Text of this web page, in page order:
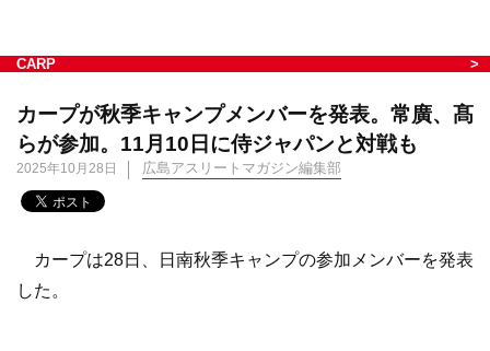
CARP
カープが秋季キャンプメンバーを発表。常廣、髙
らが参加。11月10日に侍ジャパンと対戦も
2025年10月28日 広島アスリートマガジン編集部
カープは28日、日南秋季キャンプの参加メンバーを発表
した。